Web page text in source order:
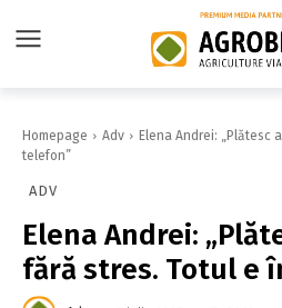
Homepage Adv
Elena Andrei: „Plătesc
telefon”
ADV
Elena Andrei:
fără stres. Totul e